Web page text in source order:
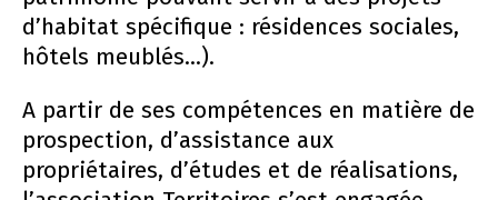
d’habitat spécifique : résidences sociales,
hôtels meublés...).
A partir de ses compétences en matière de
prospection, d’assistance aux
propriétaires, d’études et de réalisations,